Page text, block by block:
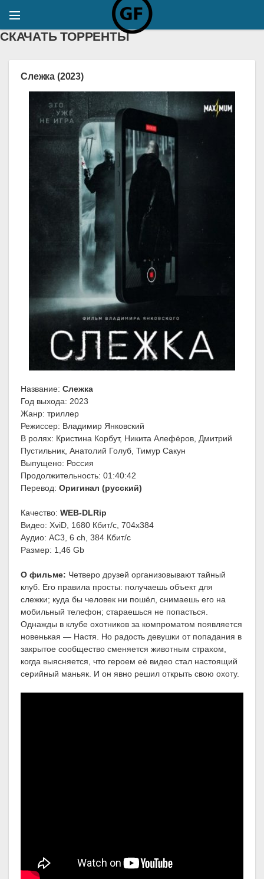
СКАЧАТЬ ТОРРЕНТЫ
Слежка (2023)
Название: Слежка
Год выхода: 2023
Жанр: триллер
Режиссер: Владимир Янковский
В ролях: Кристина Корбут, Никита Алефёров, Дмитрий
Пустильник, Анатолий Голуб, Тимур Сакун
Выпущено: Россия
Продолжительность: 01:40:42
Перевод: Оригинал (русский)
Качество: WEB-DLRip
Видео: XviD, 1680 Кбит/с, 704x384
Аудио: AC3, 6 ch, 384 Кбит/с
Размер: 1,46 Gb
О фильме: Четверо друзей организовывают тайный
клуб. Его правила просты: получаешь объект для
слежки; куда бы человек ни пошёл, снимаешь его на
мобильный телефон; стараешься не попасться.
Однажды в клубе охотников за компроматом появляется
новенькая — Настя. Но радость девушки от попадания в
закрытое сообщество сменяется животным страхом,
когда выясняется, что героем её видео стал настоящий
серийный маньяк. И он явно решил открыть свою охоту.